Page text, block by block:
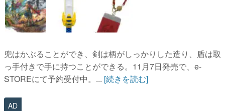
兜はかぶることができ、剣は柄がしっかりした造り、盾は取
っ手付きで手に持つことができる。11月7日発売で、e-
STOREにて予約受付中。... [続きを読む]
AD